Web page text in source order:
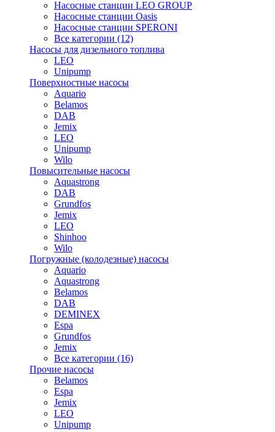
Насосные станции LEO GROUP
Насосные станции Oasis
Насосные станции SPERONI
Все категории (12)
Насосы для дизельного топлива
LEO
Unipump
Поверхностные насосы
Aquario
Belamos
DAB
Jemix
LEO
Unipump
Wilo
Повысительные насосы
Aquastrong
DAB
Grundfos
Jemix
LEO
Shinhoo
Wilo
Погружные (колодезные) насосы
Aquario
Aquastrong
Belamos
DAB
DEMINEX
Espa
Grundfos
Jemix
Все категории (16)
Прочие насосы
Belamos
Espa
Jemix
LEO
Unipump